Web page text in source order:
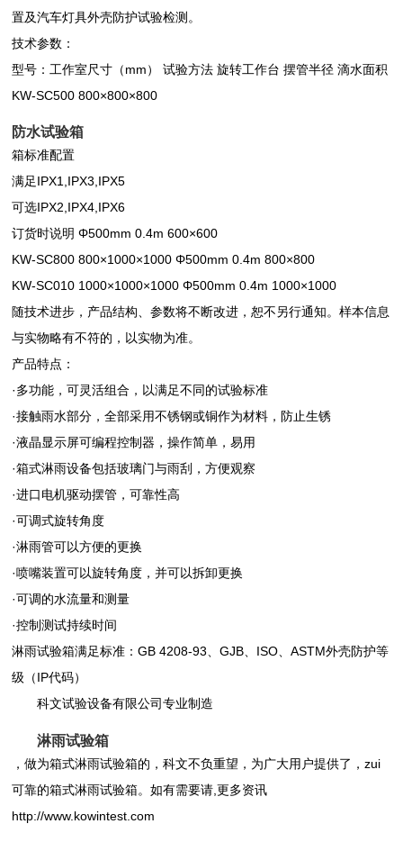
置及汽车灯具外壳防护试验检测。
技术参数：
型号：工作室尺寸（mm） 试验方法 旋转工作台 摆管半径 滴水面积
KW-SC500 800×800×800
防水试验箱
箱标准配置
满足IPX1,IPX3,IPX5
可选IPX2,IPX4,IPX6
订货时说明 Φ500mm 0.4m 600×600
KW-SC800 800×1000×1000 Φ500mm 0.4m 800×800
KW-SC010 1000×1000×1000 Φ500mm 0.4m 1000×1000
随技术进步，产品结构、参数将不断改进，恕不另行通知。样本信息
与实物略有不符的，以实物为准。
产品特点：
·多功能，可灵活组合，以满足不同的试验标准
·接触雨水部分，全部采用不锈钢或铜作为材料，防止生锈
·液晶显示屏可编程控制器，操作简单，易用
·箱式淋雨设备包括玻璃门与雨刮，方便观察
·进口电机驱动摆管，可靠性高
·可调式旋转角度
·淋雨管可以方便的更换
·喷嘴装置可以旋转角度，并可以拆卸更换
·可调的水流量和测量
·控制测试持续时间
淋雨试验箱满足标准：GB 4208-93、GJB、ISO、ASTM外壳防护等
级（IP代码）
科文试验设备有限公司专业制造
淋雨试验箱
，做为箱式淋雨试验箱的，科文不负重望，为广大用户提供了，zui
可靠的箱式淋雨试验箱。如有需要请,更多资讯
http://www.kowintest.com